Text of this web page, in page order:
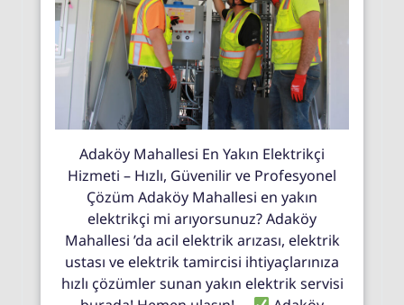
Adaköy Mahallesi En Yakın Elektrikçi
Hizmeti – Hızlı, Güvenilir ve Profesyonel
Çözüm Adaköy Mahallesi en yakın
elektrikçi mi arıyorsunuz? Adaköy
Mahallesi ’da acil elektrik arızası, elektrik
ustası ve elektrik tamircisi ihtiyaçlarınıza
hızlı çözümler sunan yakın elektrik servisi